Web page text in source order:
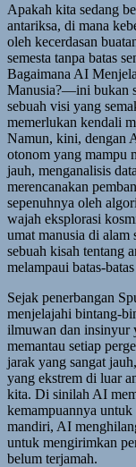
Apakah kita sedang
antariksa, di mana
oleh kecerdasan
semesta tanpa batas
Bagaimana AI
Manusia?—ini bukan
sebuah visi yang
memerlukan kendali
Namun, kini, dengan
otonom yang mampu
jauh, menganalisis
merencanakan
sepenuhnya oleh
wajah eksplorasi
umat manusia di alam
sebuah kisah tentang
melampaui batas-
Sejak penerbangan
menjelajahi bintang-
ilmuwan dan insinyur
memantau setiap
jarak yang sangat
yang ekstrem di luar
kita. Di sinilah AI
kemampuannya untuk
mandiri, AI
untuk mengirimkan
belum terjamah.